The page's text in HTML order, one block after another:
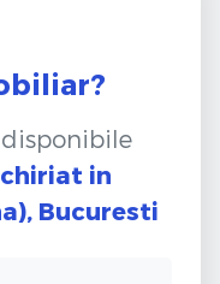
in
Bucuresti